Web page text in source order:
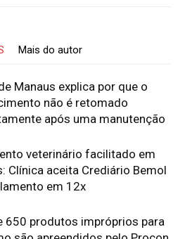
Mais do autor
Manaus explica por que o
não é retomado
após uma manutenção
veterinário facilitado em
Clínica aceita Crediário Bemol
em 12x
650 produtos impróprios para